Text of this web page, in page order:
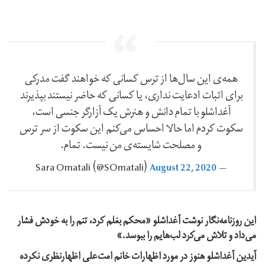
همه‌ی این سال‌ها از ترس کسانی که خواهند گفت مدرکی
برای اثبات ادعایت نداری، یا کسانی که حاضر نیستند بپذیرند
آغداشلو با تمام دانش و هنرش یک آزارگر جنسی است،
سکوت کردم اما حالا احساس می‌کنم این سکوت از سر ترس
و مصلحت شایسته‌ی من نیست. تمام.
— Sara Omatali ‪(@SOmatali)‬
August 22, 2020
این روزنامه‌نگار نوشت آغداشلو «محکم بغلم کرد، تنم را به خودش فشار
می‌داد و تلاش می‌کرد لب‌هایم را ببوسد.»
آیدین آغداشلو هنوز در مورد اظهارات خانم امت‌علی اظهارنظری نکرده